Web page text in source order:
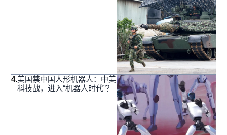
4.美国禁中国人形机器人：中美
科技战，进入“机器人时代”？